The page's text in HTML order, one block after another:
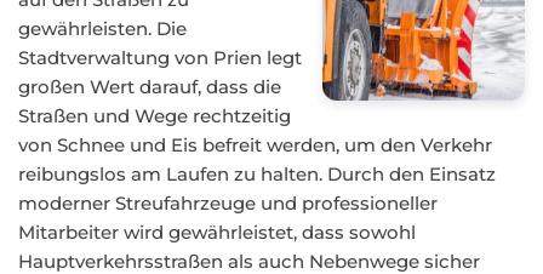
gewährleisten. Die
Stadtverwaltung von Prien legt
großen Wert darauf, dass die
Straßen und Wege rechtzeitig
von Schnee und Eis befreit werden, um den Verkehr
reibungslos am Laufen zu halten. Durch den Einsatz
moderner Streufahrzeuge und professioneller
Mitarbeiter wird gewährleistet, dass sowohl
Hauptverkehrsstraßen als auch Nebenwege sicher